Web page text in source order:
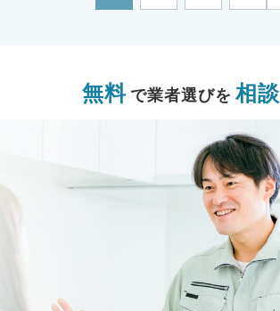
無料 で業者選びを 相談